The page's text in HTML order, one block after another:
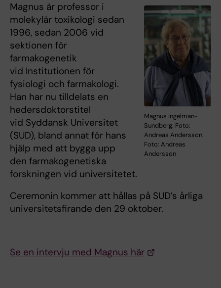
Magnus Ingelman-
Sundberg. Foto:
Andreas Andersson.
Foto: Andreas
Andersson
Magnus är professor i
molekylär toxikologi sedan
1996, sedan 2006 vid
sektionen för
farmakogenetik
vid Institutionen för
fysiologi och farmakologi.
Han har nu tilldelats en
hedersdoktorstitel
vid Syddansk Universitet
(SUD), bland annat för hans
hjälp med att bygga upp
den farmakogenetiska
forskningen vid universitetet.
Ceremonin kommer att hållas på SUD’s årliga
universitetsfirande den 29 oktober.
Se en intervju med Magnus här